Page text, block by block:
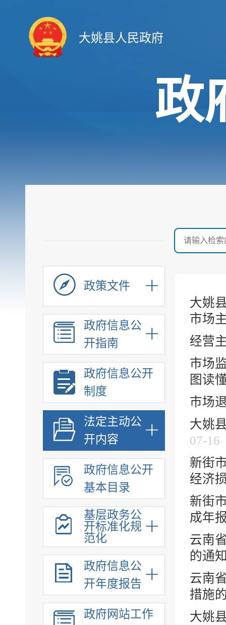
大姚县人民政府
政
政策文件
政府信息公
开指南
政府信息公开
制度
法定主动公
开内容
政府信息公开
基本目录
基层政务公
开标准化规
范化
政府信息公
开年度报告
政府网站工作
大姚
市场
经营
市场
图读
市场
大姚
07-16
新街
经济
新街
成年
云南
的通
云南
措施
大姚